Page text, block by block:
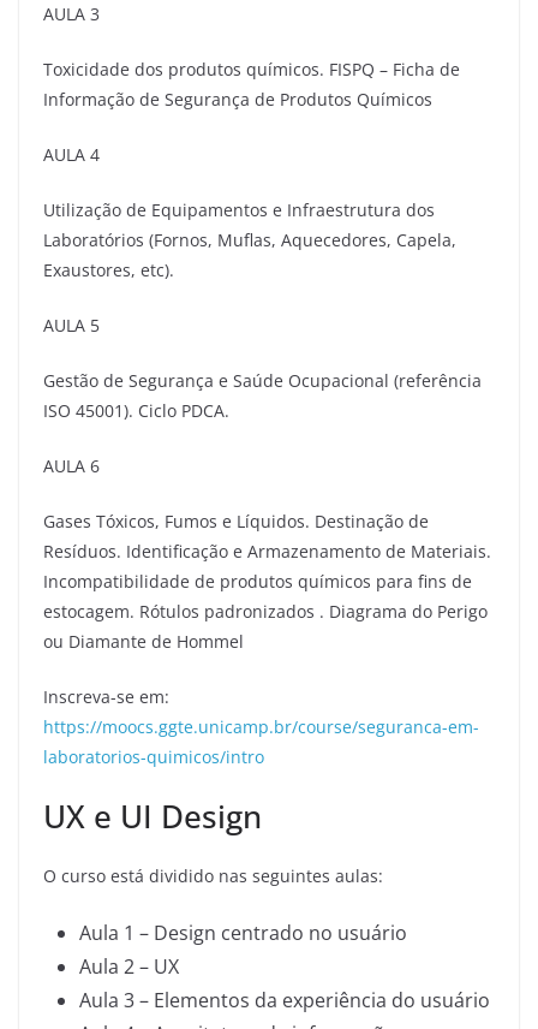
AULA 3
Toxicidade dos produtos químicos. FISPQ – Ficha de
Informação de Segurança de Produtos Químicos
AULA 4
Utilização de Equipamentos e Infraestrutura dos
Laboratórios (Fornos, Muflas, Aquecedores, Capela,
Exaustores, etc).
AULA 5
Gestão de Segurança e Saúde Ocupacional (referência
ISO 45001). Ciclo PDCA.
AULA 6
Gases Tóxicos, Fumos e Líquidos. Destinação de
Resíduos. Identificação e Armazenamento de Materiais.
Incompatibilidade de produtos químicos para fins de
estocagem. Rótulos padronizados . Diagrama do Perigo
ou Diamante de Hommel
Inscreva-se em:
https://moocs.ggte.unicamp.br/course/seguranca-em-
laboratorios-quimicos/intro
UX e UI Design
O curso está dividido nas seguintes aulas:
Aula 1 – Design centrado no usuário
Aula 2 – UX
Aula 3 – Elementos da experiência do usuário